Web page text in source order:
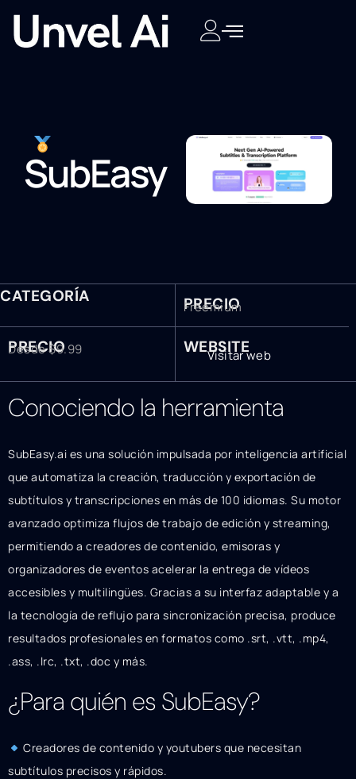
SubEasy
CATEGORÍA PRECIO
Freemium
PRECIO
Desde $9.99 WEBSITE
Visitar web
Conociendo la herramienta
SubEasy.ai es una solución impulsada por inteligencia artificial
que automatiza la creación, traducción y exportación de
subtítulos y transcripciones en más de 100 idiomas. Su motor
avanzado optimiza flujos de trabajo de edición y streaming,
permitiendo a creadores de contenido, emisoras y
organizadores de eventos acelerar la entrega de vídeos
accesibles y multilingües. Gracias a su interfaz adaptable y a
la tecnología de reflujo para sincronización precisa, produce
resultados profesionales en formatos como .srt, .vtt, .mp4,
.ass, .lrc, .txt, .doc y más.
¿Para quién es SubEasy?
Creadores de contenido y youtubers que necesitan
subtítulos precisos y rápidos.